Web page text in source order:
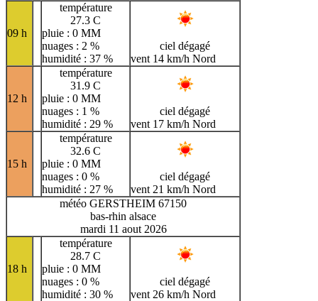
09 h
température
27.3 C
pluie : 0 MM
nuages : 2 %
humidité : 37 %
ciel dégagé
vent 14 km/h Nord
12 h
température
31.9 C
pluie : 0 MM
nuages : 1 %
humidité : 29 %
ciel dégagé
vent 17 km/h Nord
15 h
température
32.6 C
pluie : 0 MM
nuages : 0 %
humidité : 27 %
ciel dégagé
vent 21 km/h Nord
météo GERSTHEIM 67150
bas-rhin alsace
mardi 11 aout 2026
18 h
température
28.7 C
pluie : 0 MM
nuages : 0 %
humidité : 30 %
ciel dégagé
vent 26 km/h Nord